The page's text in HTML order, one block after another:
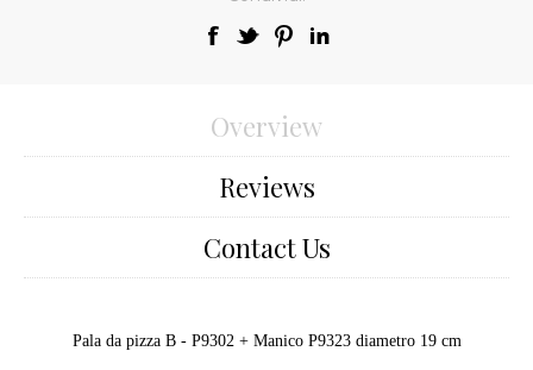
Overview
Reviews
Contact Us
Pala da pizza B - P9302 + Manico P9323 diametro 19 cm